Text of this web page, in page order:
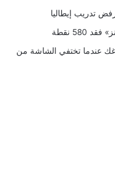
تدريب إيطاليا
نقطة
عندما تختفي الشاشة من